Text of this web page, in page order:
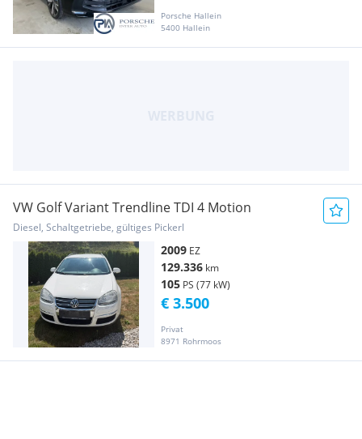
Porsche Hallein
5400 Hallein
VW Golf Variant Trendline TDI 4 Motion
Diesel, Schaltgetriebe, gültiges Pickerl
2009 EZ
129.336 km
105 PS (77 kW)
Privat
8971 Rohrmoos
€ 3.500